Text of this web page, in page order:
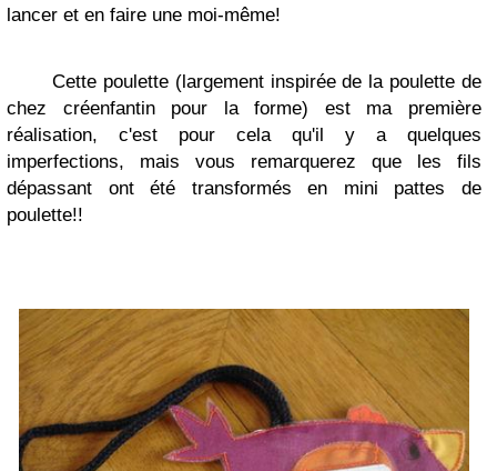
lancer et en faire une moi-même!
Cette poulette (largement inspirée de la poulette de
chez créenfantin pour la forme) est ma première
réalisation, c'est pour cela qu'il y a quelques
imperfections, mais vous remarquerez que les fils
dépassant ont été transformés en mini pattes de
poulette!!